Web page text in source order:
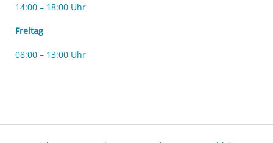
14:00 – 18:00 Uhr
Freitag
08:00 – 13:00 Uhr